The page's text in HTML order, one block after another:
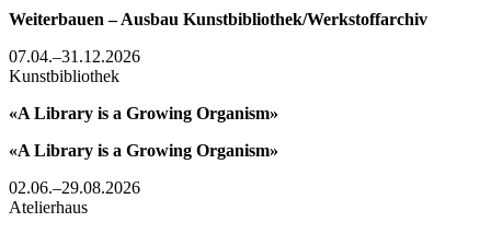
Weiterbauen – Ausbau Kunstbibliothek/Werkstoffarchiv
07.04.–31.12.2026
Kunstbibliothek
«A Library is a Growing Organism»
«A Library is a Growing Organism»
02.06.–29.08.2026
Atelierhaus